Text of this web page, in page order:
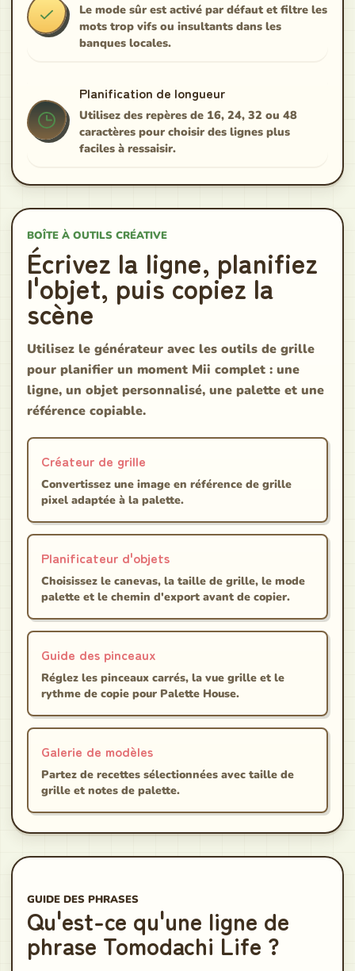
Le mode sûr est activé par défaut et filtre les
mots trop vifs ou insultants dans les
banques locales.
Planification de longueur
Utilisez des repères de 16, 24, 32 ou 48
caractères pour choisir des lignes plus
faciles à ressaisir.
BOÎTE À OUTILS CRÉATIVE
Écrivez la ligne, planifiez
l'objet, puis copiez la
scène
Utilisez le générateur avec les outils de grille
pour planifier un moment Mii complet : une
ligne, un objet personnalisé, une palette et une
référence copiable.
Créateur de grille
Convertissez une image en référence de grille
pixel adaptée à la palette.
Planificateur d'objets
Choisissez le canevas, la taille de grille, le mode
palette et le chemin d'export avant de copier.
Guide des pinceaux
Réglez les pinceaux carrés, la vue grille et le
rythme de copie pour Palette House.
Galerie de modèles
Partez de recettes sélectionnées avec taille de
grille et notes de palette.
GUIDE DES PHRASES
Qu'est-ce qu'une ligne de
phrase Tomodachi Life ?